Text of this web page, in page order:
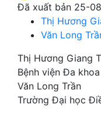
Đã xuất bản 25-
Thị Hương
Văn Long
Thị Hương Giang
Bệnh viện Đa
Văn Long Trần
Trường Đại học